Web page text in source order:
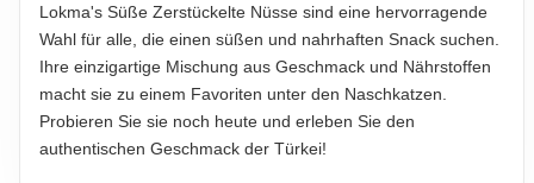
Lokma's Süße Zerstückelte Nüsse sind eine hervorragende
Wahl für alle, die einen süßen und nahrhaften Snack suchen.
Ihre einzigartige Mischung aus Geschmack und Nährstoffen
macht sie zu einem Favoriten unter den Naschkatzen.
Probieren Sie sie noch heute und erleben Sie den
authentischen Geschmack der Türkei!